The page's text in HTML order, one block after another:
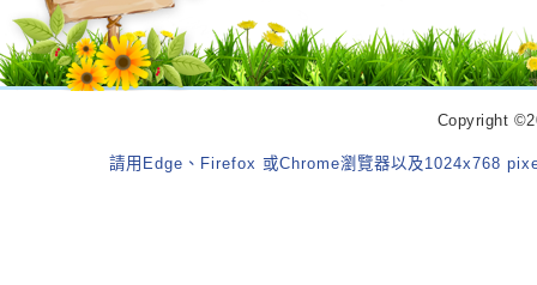
Copyright
請用Edge、Firefox 或Chrome瀏覽器以及1024x768